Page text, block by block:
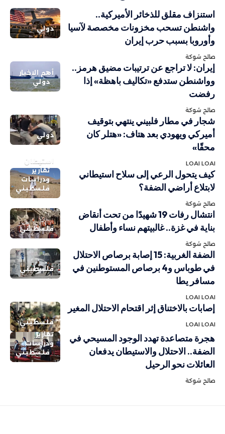
دولي
استنزاف مقلق للذخائر الأميركية..
واشنطن تسحب مخزونات مخصصة لآسيا
وأوروبا بسبب حرب إيران
صالح شوكة
أهم الاخبار
دولي
إيران: لا تراجع عن ترتيبات مضيق هرمز..
وواشنطن ستدفع «تكاليف باهظة» إذا
رفضت
صالح شوكة
دولي
شجار في مطار فلبيني ينتهي بتوقيف
أميركي ويهودي بعد هتاف: «هتلر كان
محقًا»
LOAI LOAI
استيطان
تقارير
ودراسات
فلسطيني
كيف يتحول الرعي إلى سلاح استيطاني
لابتلاع أراضي الضفة؟
صالح شوكة
فلسطيني
انتشال رفات 19 شهيدًا من تحت أنقاض
بناية في غزة.. غالبيتهم نساء وأطفال
صالح شوكة
فلسطيني
الضفة الغربية: 15 إصابة برصاص الاحتلال
في طوباس و4 برصاص المستوطنين في
مسافر يطا
LOAI LOAI
فلسطيني
إصابات بالاختناق إثر اقتحام الاحتلال المغير
LOAI LOAI
تقارير
ودراسات
فلسطيني
هجرة متصاعدة تهدد الوجود المسيحي في
الضفة.. الاحتلال والاستيطان يدفعان
العائلات نحو الرحيل
صالح شوكة